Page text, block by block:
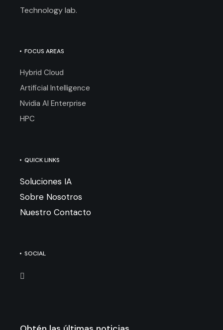
Technology lab.
FOCUS AREAS
Hybrid Cloud
Artificial Intelligence
Nvidia AI Enterprise
HPC
QUICK LINKS
Soluciones IA
Sobre Nosotros
Nuestro Contacto
SOCIAL